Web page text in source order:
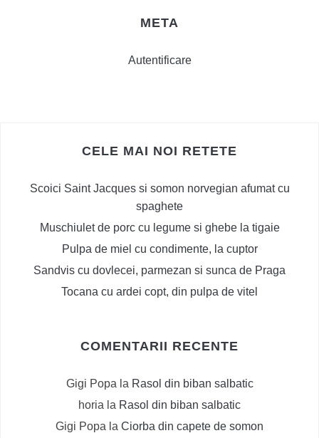
META
Autentificare
CELE MAI NOI RETETE
Scoici Saint Jacques si somon norvegian afumat cu
spaghete
Muschiulet de porc cu legume si ghebe la tigaie
Pulpa de miel cu condimente, la cuptor
Sandvis cu dovlecei, parmezan si sunca de Praga
Tocana cu ardei copt, din pulpa de vitel
COMENTARII RECENTE
Gigi Popa la Rasol din biban salbatic
horia la Rasol din biban salbatic
Gigi Popa la Ciorba din capete de somon